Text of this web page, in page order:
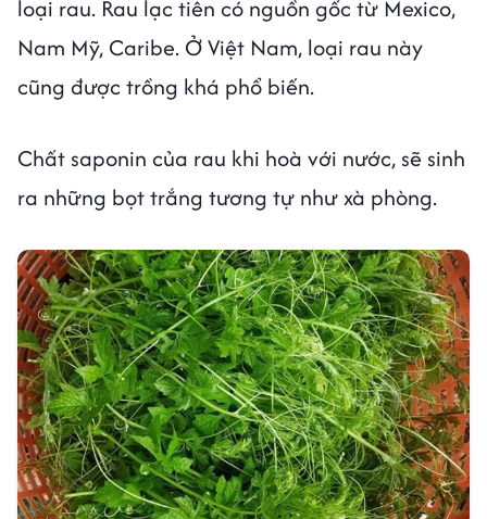
loại rau. Rau lạc tiên có nguồn gốc từ Mexico,
Nam Mỹ, Caribe. Ở Việt Nam, loại rau này
cũng được trồng khá phổ biến.
Chất saponin của rau khi hoà với nước, sẽ sinh
ra những bọt trắng tương tự như xà phòng.